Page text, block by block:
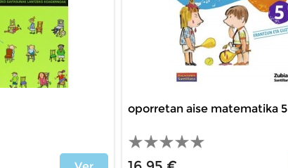
oporretan aise matematika 5